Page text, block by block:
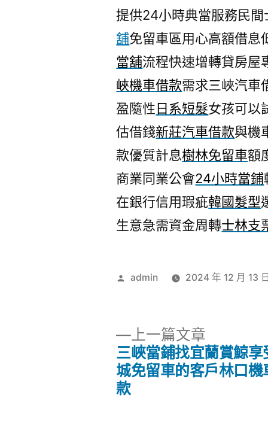
提供24小時典當服務民
舖免留車區用心高額借息
當舖流程快速增轉貸房屋
峽機車借款需求三峽汽車
盈隨性日系短髮女孩可以
估借錢新莊汽車借款與機
款優質計息樹林免留車額
商業同業公會24小時當鋪
在銀行信用瑕疵韓國髮型
生意急需資金周轉士林支
作
admin 2024 年 12 月 13 日
上一篇文章
一
篇
三峽當鋪找宜蘭賞鯨享
城免留車的客戶林口機
款